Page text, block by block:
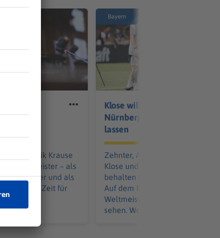
bislang
ist Dominik Krause
– als
und als
überhaupt. Zeit für
Bayern
Klose will's beim 1. FC
Nürnberg scheppern
lassen
Zehnter, Achter - und nun?
Klose und sein 1. FC Nürnberg
behalten ihr Tabellenziel für
Auf dem Rasen will der
Weltmeister von 2014 aber
sehen. Wohin kann das führen?